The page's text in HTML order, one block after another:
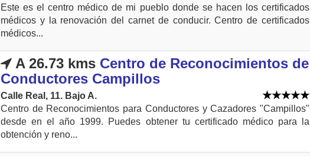
Este es el centro médico de mi pueblo donde se hacen los certificados
médicos y la renovación del carnet de conducir. Centro de certificados
médicos...
A 26.73 kms Centro de Reconocimientos de
Conductores Campillos
Calle Real, 11. Bajo A.
Centro de Reconocimientos para Conductores y Cazadores "Campillos"
desde en el año 1999. Puedes obtener tu certificado médico para la
obtención y reno...